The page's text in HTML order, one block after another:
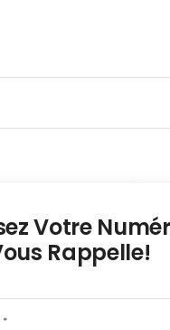
Votre
Rappelle!